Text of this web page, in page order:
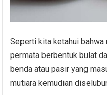
Seperti kita ketahui bahwa
permata berbentuk bulat
benda atau pasir yang
mutiara kemudian